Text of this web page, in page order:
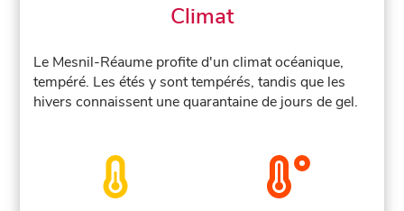
Climat
Le Mesnil-Réaume profite d'un climat océanique,
tempéré. Les étés y sont tempérés, tandis que les
hivers connaissent une quarantaine de jours de gel.